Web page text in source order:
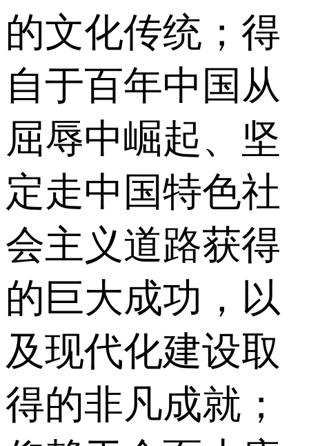
的文化传统；得
自于百年中国从
屈辱中崛起、坚
定走中国特色社
会主义道路获得
的巨大成功，以
及现代化建设取
得的非凡成就；